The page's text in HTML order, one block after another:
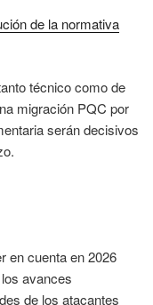
de la normativa
técnico como de
migración PQC por
serán decisivos
en cuenta en 2026
avances
de los atacantes